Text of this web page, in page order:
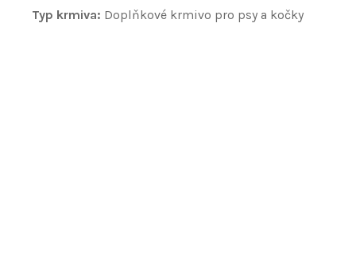
Typ krmiva: Doplňkové krmivo pro psy a kočky